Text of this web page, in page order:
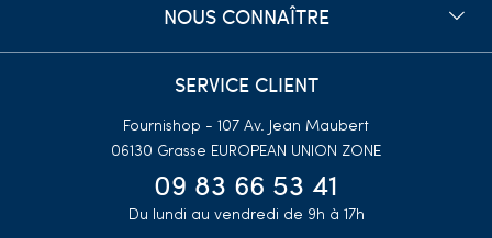
NOUS CONNAÎTRE
SERVICE CLIENT
Fournishop - 107 Av. Jean Maubert
06130 Grasse EUROPEAN UNION ZONE
09 83 66 53 41
Du lundi au vendredi de 9h à 17h